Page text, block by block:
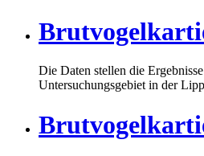
Die Daten stellen die
Untersuchungsgebiet in der